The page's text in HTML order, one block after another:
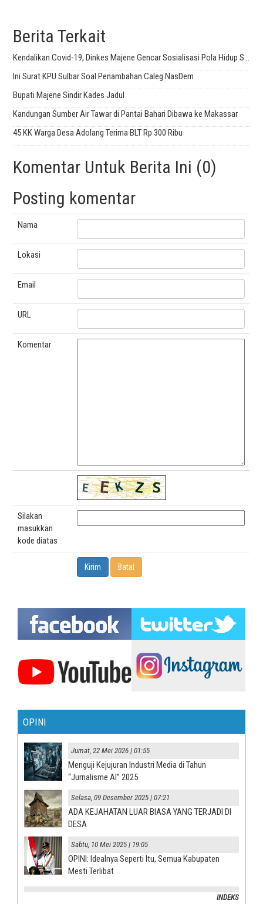
Berita Terkait
Kendalikan Covid-19, Dinkes Majene Gencar Sosialisasi Pola Hidup Sehat
Ini Surat KPU Sulbar Soal Penambahan Caleg NasDem
Bupati Majene Sindir Kades Jadul
Kandungan Sumber Air Tawar di Pantai Bahari Dibawa ke Makassar
45 KK Warga Desa Adolang Terima BLT Rp 300 Ribu
Komentar Untuk Berita Ini (0)
Posting komentar
Nama
Lokasi
Email
URL
Komentar
Silakan
masukkan
kode diatas
OPINI
Jumat, 22 Mei 2026 | 01:55
Menguji Kejujuran Industri Media di Tahun
“Jurnalisme AI” 2025
Selasa, 09 Desember 2025 | 07:21
ADA KEJAHATAN LUAR BIASA YANG TERJADI DI
DESA
Sabtu, 10 Mei 2025 | 19:05
OPINI: Idealnya Seperti Itu, Semua Kabupaten
Mesti Terlibat
INDEKS